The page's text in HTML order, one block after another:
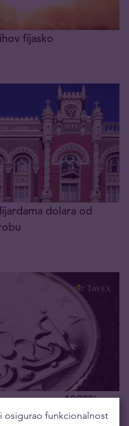
fijasko
dolara od
rezerve za 1000%
osigurao funkcionalnost